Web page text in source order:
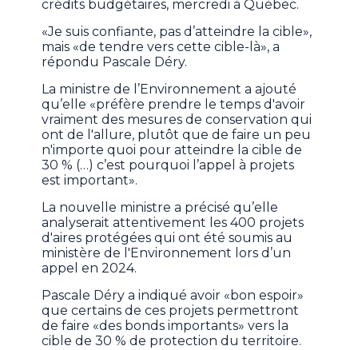
crédits budgétaires, mercredi à Québec.
«Je suis confiante, pas d’atteindre la cible»,
mais «de tendre vers cette cible-là», a
répondu Pascale Déry.
La ministre de l’Environnement a ajouté
qu’elle «préfère prendre le temps d'avoir
vraiment des mesures de conservation qui
ont de l'allure, plutôt que de faire un peu
n'importe quoi pour atteindre la cible de
30 % (…) c’est pourquoi l’appel à projets
est important».
La nouvelle ministre a précisé qu’elle
analyserait attentivement les 400 projets
d'aires protégées qui ont été soumis au
ministère de l'Environnement lors d’un
appel en 2024.
Pascale Déry a indiqué avoir «bon espoir»
que certains de ces projets permettront
de faire «des bonds importants» vers la
cible de 30 % de protection du territoire.